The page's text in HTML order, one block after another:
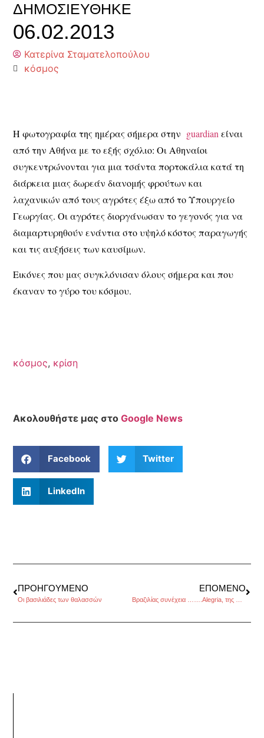
ΔΗΜΟΣΙΕΎΘΗΚΕ
06.02.2013
Κατερίνα Σταματελοπούλου
κόσμος
Η φωτογραφία της ημέρας σήμερα στην guardian είναι
από την Αθήνα με το εξής σχόλιο: Οι Αθηναίοι
συγκεντρώνονται για μια τσάντα πορτοκάλια κατά τη
διάρκεια μιας δωρεάν διανομής φρούτων και
λαχανικών από τους αγρότες έξω από το Υπουργείο
Γεωργίας. Οι αγρότες διοργάνωσαν το γεγονός για να
διαμαρτυρηθούν ενάντια στο υψηλό κόστος παραγωγής
και τις αυξήσεις των καυσίμων.
Εικόνες που μας συγκλόνισαν όλους σήμερα και που
έκαναν το γύρο του κόσμου.
κόσμος, κρίση
Ακολουθήστε μας στοGoogle News
Facebook Twitter
LinkedIn
ΠΡΟΗΓΟΎΜΕΝΟ
Οι βασιλιάδες των θαλασσών
ΕΠΌΜΕΝΟ